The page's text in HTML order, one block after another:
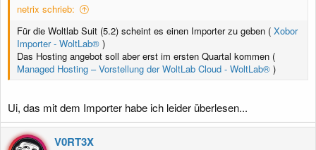
netrix schrieb:
Für die Woltlab Suit (5.2) scheint es einen Importer zu geben ( Xobor
Importer - WoltLab® )
Das Hosting angebot soll aber erst im ersten Quartal kommen (
Managed Hosting – Vorstellung der WoltLab Cloud - WoltLab® )
Ui, das mit dem Importer habe ich leider überlesen...
V0RT3X